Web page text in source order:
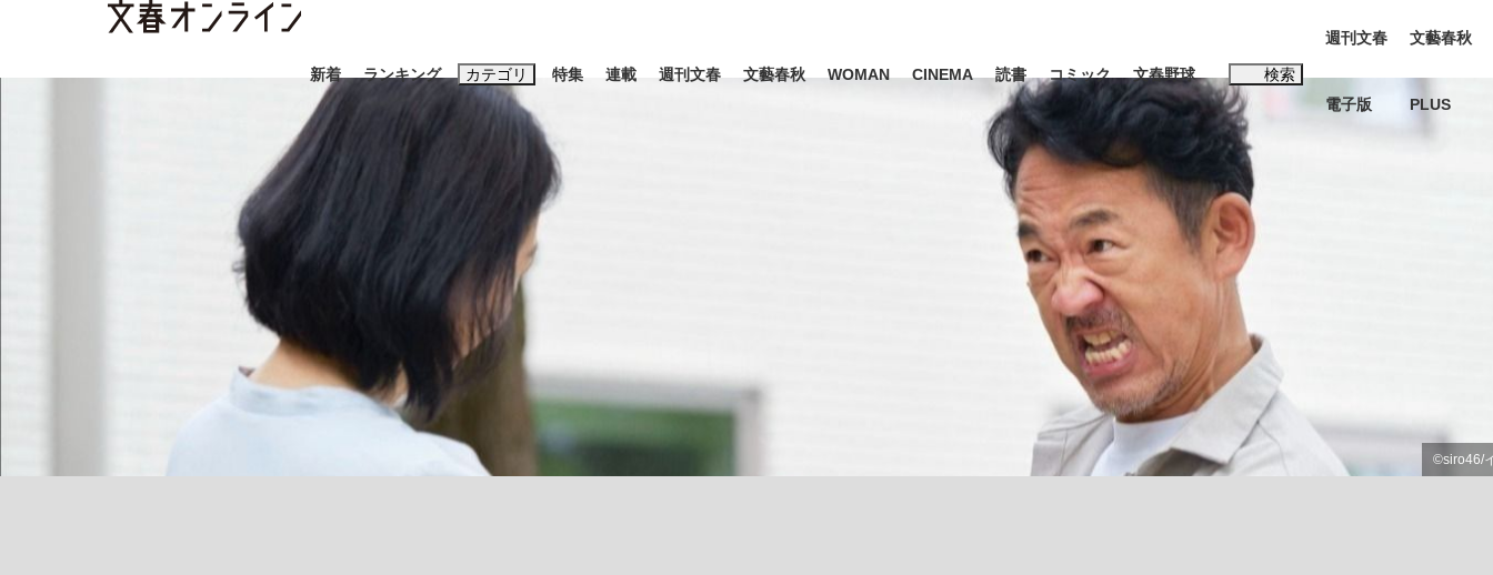
新着 ランキング カテゴリ
スクープ ニュース インタビュー
「90%は失敗する。でも…」本田圭佑が初めて明かした日本代表監督に... 「最悪の空気のまま解散」WBC日本代表“敗戦”の真実 選手が明かす...
特集
観る将棋、読む将棋
連載 週刊文春 文藝春秋 WOMAN CINEMA 読書 コミック 文春野球 検索
おすすめのキーワードタグ一覧
#藤田晋 #三山凌輝
#松田聖子
週刊文春
電子版
文藝春秋
PLUS